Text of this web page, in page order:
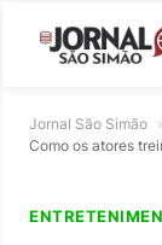
Jornal São Simão
Como os atores